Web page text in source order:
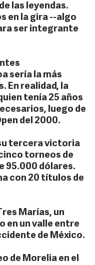
las leyendas.
en la gira --algo
ser integrante
sería la más
En realidad, la
tenía 25 años
luego de
del 2000.
tercera victoria
torneos de
95.000 dólares.
con 20 títulos de
Marías, un
en un valle entre
de México.
de Morelia en el